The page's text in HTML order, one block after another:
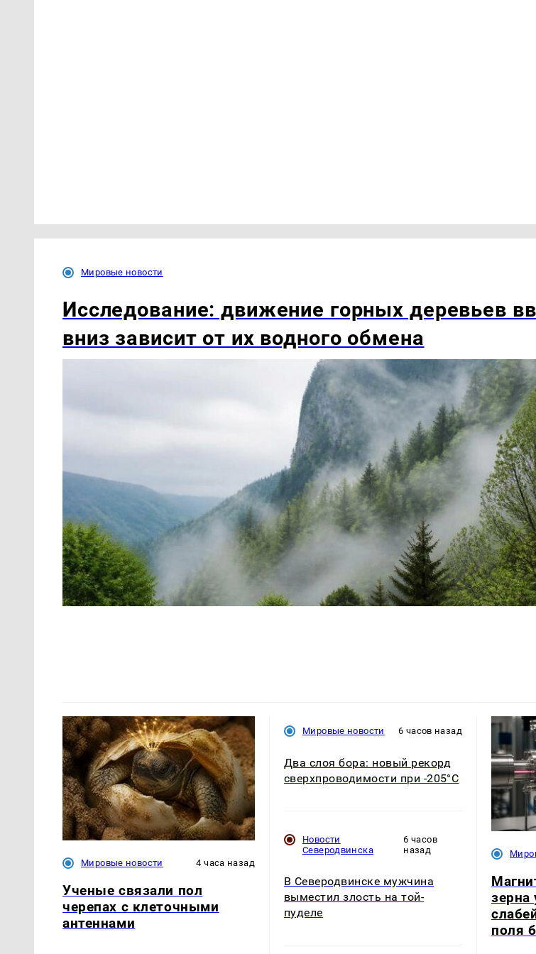
Мировые новости
Исследование: движение горных деревьев
вниз зависит от их водного обмена
Мировые новости 4 часа назад
Ученые связали пол
черепах с клеточными
антеннами
Мировые новости 6 часов назад
Два слоя бора: новый рекорд
сверхпроводимости при -205°C
Новости
Северодвинска
6 часов
назад
В Северодвинске мужчина
выместил злость на той-
пуделе
зерна
поля